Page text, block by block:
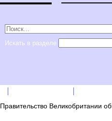
Искать в разделе
Правительство Великобритании